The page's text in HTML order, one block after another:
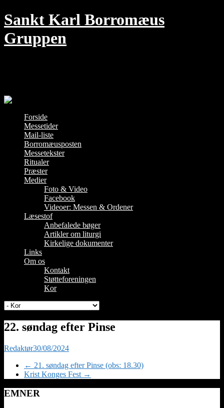
Skip
to
content
Sankt Karl Borromæus
Gruppen
Forside
Messetider
Mail-liste
Borromæusposten
Messetekster
Ritualer
Præster
Medier
Foto & Video
Facebook
Videoer: Messen & Ordener
Læsestof
Anbefalede bøger
Artikler om liturgi
Kirkelige dokumenter
Links
Om os
Kontakt
Støtteforeningen
Kor
22. søndag efter Pinse
Redaktør30/08/2024
← 21. søndag efter Pinse (obs: 18.30)
Krist Konges Fest →
EMNER